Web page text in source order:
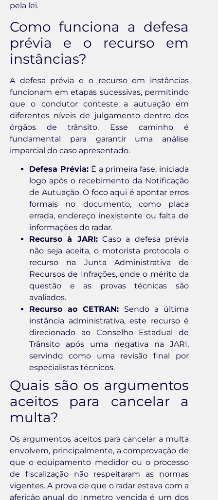
pela lei.
Como funciona a defesa
prévia e o recurso em
instâncias?
A defesa prévia e o recurso em instâncias
funcionam em etapas sucessivas, permitindo
que o condutor conteste a autuação em
diferentes níveis de julgamento dentro dos
órgãos de trânsito. Esse caminho é
fundamental para garantir uma análise
imparcial do caso apresentado.
Defesa Prévia:É a primeira fase, iniciada
logo após o recebimento da Notificação
de Autuação. O foco aqui é apontar erros
formais no documento, como placa
errada, endereço inexistente ou falta de
informações do radar.
Recurso à JARI:Caso a defesa prévia
não seja aceita, o motorista protocola o
recurso na Junta Administrativa de
Recursos de Infrações, onde o mérito da
questão e as provas técnicas são
avaliados.
Recurso ao CETRAN: Sendo a última
instância administrativa, este recurso é
direcionado ao Conselho Estadual de
Trânsito após uma negativa na JARI,
servindo como uma revisão final por
especialistas técnicos.
Quais são os argumentos
aceitos para cancelar a
multa?
Os argumentos aceitos para cancelar a multa
envolvem, principalmente, a comprovação de
que o equipamento medidor ou o processo
de fiscalização não respeitaram as normas
vigentes. A prova de que o radar estava com a
aferição anual do Inmetro vencida é um dos